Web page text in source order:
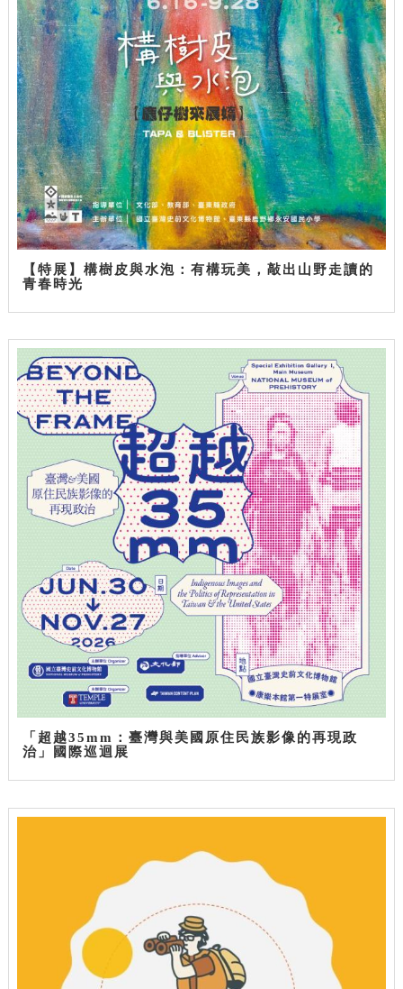
【特展】構樹皮與水泡：有構玩美，敲出山野走讀的
青春時光
「超越35mm：臺灣與美國原住民族影像的再現政
治」國際巡迴展